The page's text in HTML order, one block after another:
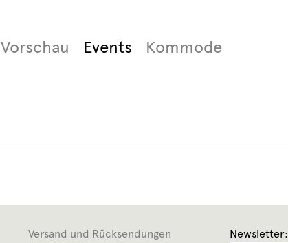
Vorschau Events Kommode
Versand und Rücksendungen
Newsletter: